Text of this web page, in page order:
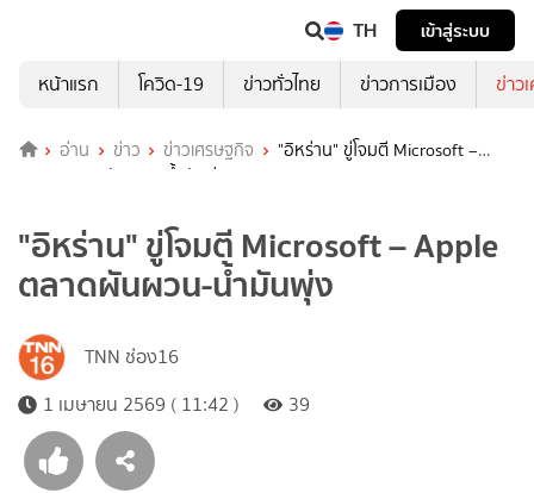
TH
เข้าสู่ระบบ
หน้าแรก
โควิด-19 ข่าวทั่วไทย ข่าวการเมือง ข่าว
อ่าน ข่าว ข่าวเศรษฐกิจ
"อิหร่าน" ขู่โจมตี Microsoft –
Apple ตลาดผันผวน-น้ำมันพุ่ง
"อิหร่าน" ขู่โจมตี Microsoft – Apple
ตลาดผันผวน-น้ำมันพุ่ง
TNN ช่อง16
1 เมษายน 2569 ( 11:42 )
39